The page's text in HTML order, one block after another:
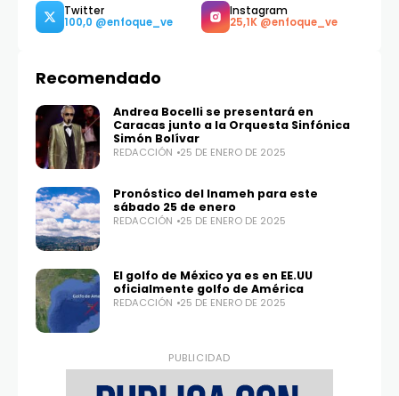
100,0
25,1K
Recomendado
Andrea Bocelli se presentará en
Caracas junto a la Orquesta Sinfónica
Simón Bolívar
REDACCIÓN 25 DE ENERO DE 2025
Pronóstico del Inameh para este
sábado 25 de enero
REDACCIÓN 25 DE ENERO DE 2025
El golfo de México ya es en EE.UU
oficialmente golfo de América
REDACCIÓN 25 DE ENERO DE 2025
PUBLICIDAD